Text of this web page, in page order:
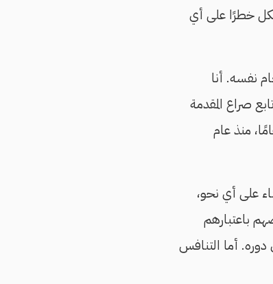
خطرًا على أي
نفسه. أنا
صراع المقدمة
المؤهلة للبطولات القارية والمربع الذهبي وخلافه، وعلاقتي بها تمتد لأكثر من 40 عامًا، منذ عام
على أي نحو،
باعتبارهم
دوره. أما التنافس